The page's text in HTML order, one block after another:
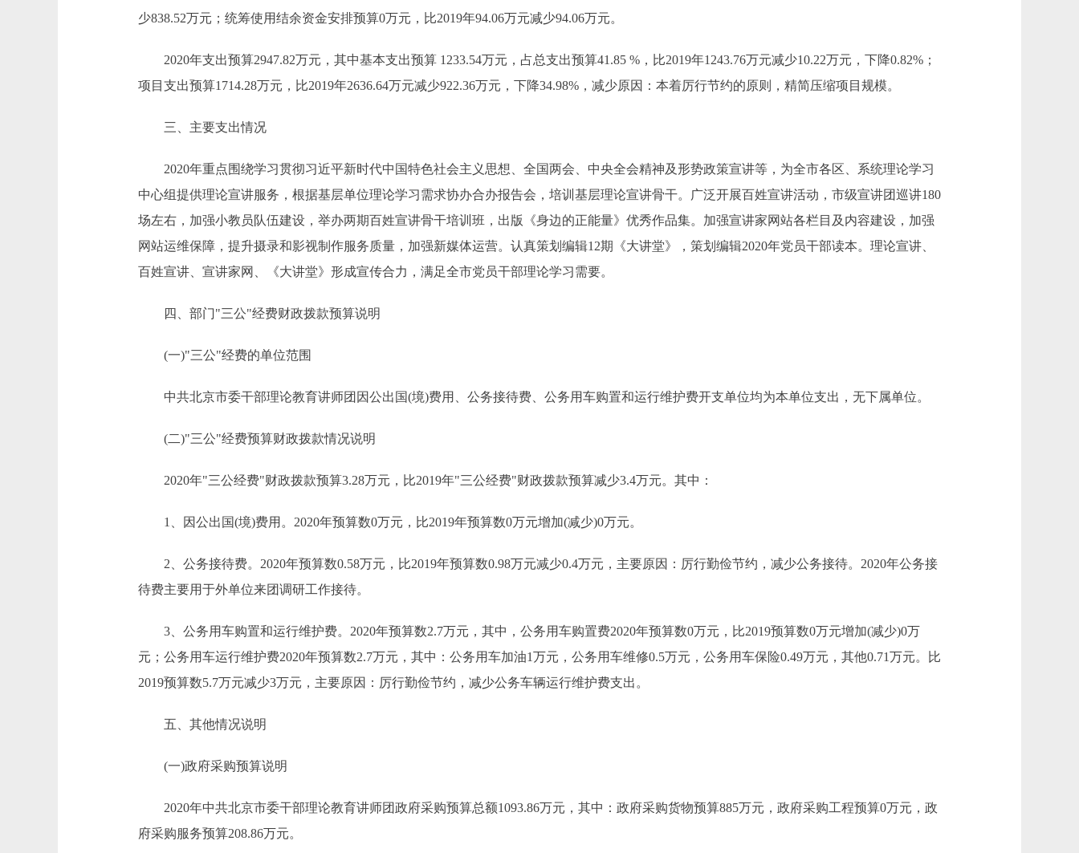
少838.52万元；统筹使用结余资金安排预算0万元，比2019年94.06万元减少94.06万元。
2020年支出预算2947.82万元，其中基本支出预算 1233.54万元，占总支出预算41.85 %，比2019年1243.76万元减少10.22万元，下降0.82%；
项目支出预算1714.28万元，比2019年2636.64万元减少922.36万元，下降34.98%，减少原因：本着厉行节约的原则，精简压缩项目规模。
三、主要支出情况
2020年重点围绕学习贯彻习近平新时代中国特色社会主义思想、全国两会、中央全会精神及形势政策宣讲等，为全市各区、系统理论学习
中心组提供理论宣讲服务，根据基层单位理论学习需求协办合办报告会，培训基层理论宣讲骨干。广泛开展百姓宣讲活动，市级宣讲团巡讲180
场左右，加强小教员队伍建设，举办两期百姓宣讲骨干培训班，出版《身边的正能量》优秀作品集。加强宣讲家网站各栏目及内容建设，加强
网站运维保障，提升摄录和影视制作服务质量，加强新媒体运营。认真策划编辑12期《大讲堂》，策划编辑2020年党员干部读本。理论宣讲、
百姓宣讲、宣讲家网、《大讲堂》形成宣传合力，满足全市党员干部理论学习需要。
四、部门"三公"经费财政拨款预算说明
(一)"三公"经费的单位范围
中共北京市委干部理论教育讲师团因公出国(境)费用、公务接待费、公务用车购置和运行维护费开支单位均为本单位支出，无下属单位。
(二)"三公"经费预算财政拨款情况说明
2020年"三公经费"财政拨款预算3.28万元，比2019年"三公经费"财政拨款预算减少3.4万元。其中：
1、因公出国(境)费用。2020年预算数0万元，比2019年预算数0万元增加(减少)0万元。
2、公务接待费。2020年预算数0.58万元，比2019年预算数0.98万元减少0.4万元，主要原因：厉行勤俭节约，减少公务接待。2020年公务接
待费主要用于外单位来团调研工作接待。
3、公务用车购置和运行维护费。2020年预算数2.7万元，其中，公务用车购置费2020年预算数0万元，比2019预算数0万元增加(减少)0万
元；公务用车运行维护费2020年预算数2.7万元，其中：公务用车加油1万元，公务用车维修0.5万元，公务用车保险0.49万元，其他0.71万元。比
2019预算数5.7万元减少3万元，主要原因：厉行勤俭节约，减少公务车辆运行维护费支出。
五、其他情况说明
(一)政府采购预算说明
2020年中共北京市委干部理论教育讲师团政府采购预算总额1093.86万元，其中：政府采购货物预算885万元，政府采购工程预算0万元，政
府采购服务预算208.86万元。